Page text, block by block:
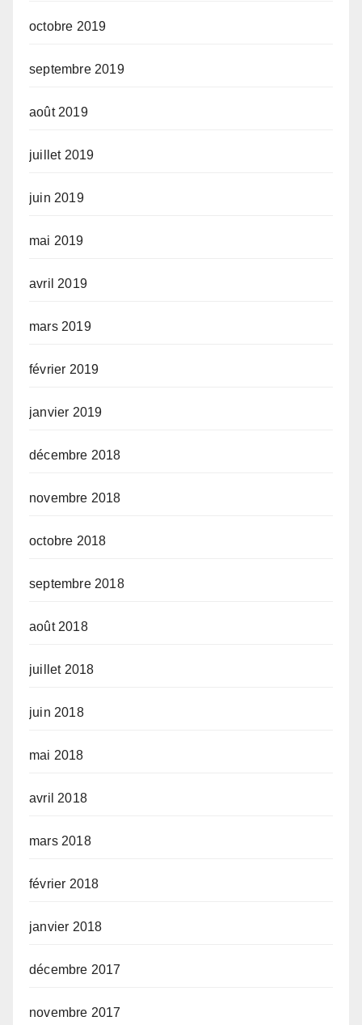
octobre 2019
septembre 2019
août 2019
juillet 2019
juin 2019
mai 2019
avril 2019
mars 2019
février 2019
janvier 2019
décembre 2018
novembre 2018
octobre 2018
septembre 2018
août 2018
juillet 2018
juin 2018
mai 2018
avril 2018
mars 2018
février 2018
janvier 2018
décembre 2017
novembre 2017